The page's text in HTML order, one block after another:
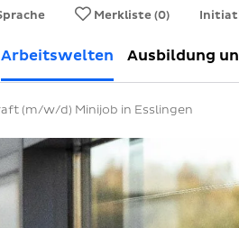
Merkliste (0)
Arbeitswelten Ausbildung
(m/w/d) Minijob in Esslingen